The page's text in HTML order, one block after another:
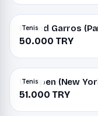
Tenis
Roland Garros
50.000 TRY
Tenis
US Open (New
51.000 TRY